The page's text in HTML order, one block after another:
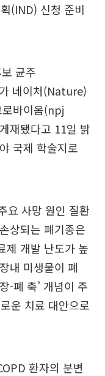
(IND) 신청 준비
균주
네이처(Nature)
바이옴(npj
재됐다고 11일 밝
국제 학술지로
요 사망 원인 질환
상되는 폐기종은
제 개발 난도가 높
내 미생물이 폐
-폐 축’ 개념이 주
운 치료 대안으로
환자의 분변